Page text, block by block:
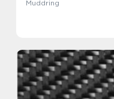
Muddring